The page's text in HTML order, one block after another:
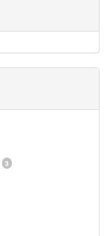
3